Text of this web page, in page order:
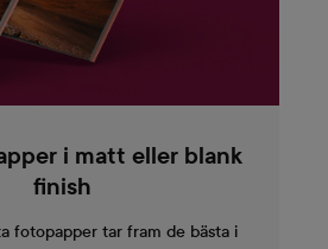
i matt eller blank
finish
fotopapper tar fram de bästa i